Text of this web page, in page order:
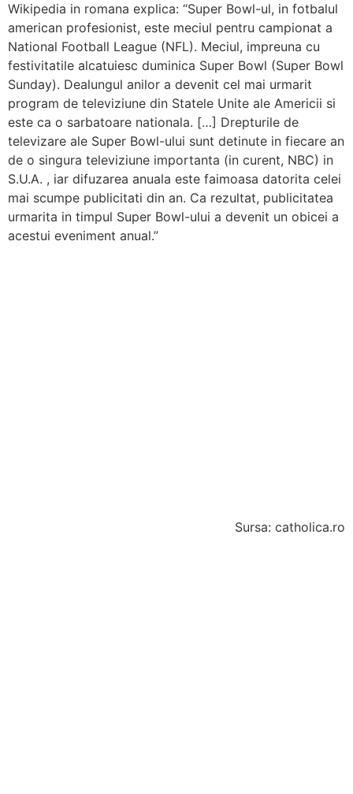
Wikipedia in romana explica: “Super Bowl-ul, in fotbalul
american profesionist, este meciul pentru campionat a
National Football League (NFL). Meciul, impreuna cu
festivitatile alcatuiesc duminica Super Bowl (Super Bowl
Sunday). Dealungul anilor a devenit cel mai urmarit
program de televiziune din Statele Unite ale Americii si
este ca o sarbatoare nationala. […] Drepturile de
televizare ale Super Bowl-ului sunt detinute in fiecare an
de o singura televiziune importanta (in curent, NBC) in
S.U.A. , iar difuzarea anuala este faimoasa datorita celei
mai scumpe publicitati din an. Ca rezultat, publicitatea
urmarita in timpul Super Bowl-ului a devenit un obicei a
acestui eveniment anual.”
Sursa: catholica.ro